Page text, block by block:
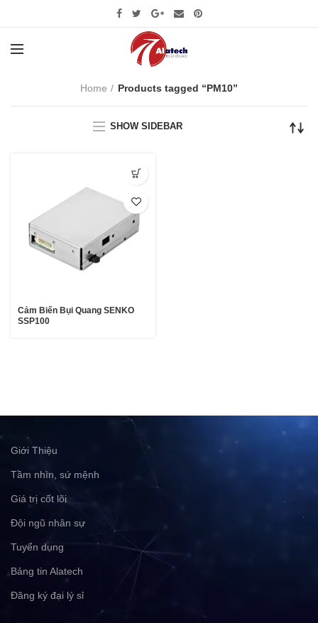
Home Products tagged “PM10”
SHOW SIDEBAR
Cảm Biến Bụi Quang SENKO
SSP100
Giới Thiệu
Tầm nhìn, sứ mệnh
Giá trị cốt lõi
Đội ngũ nhân sự
Tuyển dụng
Bảng tin Alatech
Đăng ký đại lý sỉ